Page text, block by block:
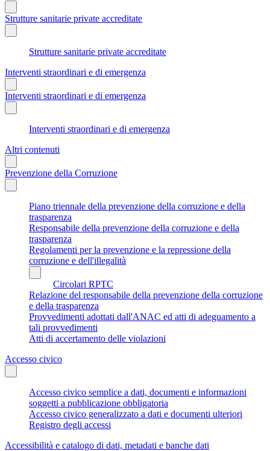
Strutture sanitarie private accreditate
Strutture sanitarie private accreditate
Interventi straordinari e di emergenza
Interventi straordinari e di emergenza
Interventi straordinari e di emergenza
Altri contenuti
Prevenzione della Corruzione
Piano triennale della prevenzione della corruzione e della
trasparenza
Responsabile della prevenzione della corruzione e della
trasparenza
Regolamenti per la prevenzione e la repressione della
corruzione e dell'illegalità
Circolari RPTC
Relazione del responsabile della prevenzione della corruzione
e della trasparenza
Provvedimenti adottati dall'ANAC ed atti di adeguamento a
tali provvedimenti
Atti di accertamento delle violazioni
Accesso civico
Accesso civico semplice a dati, documenti e informazioni
soggetti a pubblicazione obbligatoria
Accesso civico generalizzato a dati e documenti ulteriori
Registro degli accessi
Accessibilità e catalogo di dati, metadati e banche dati